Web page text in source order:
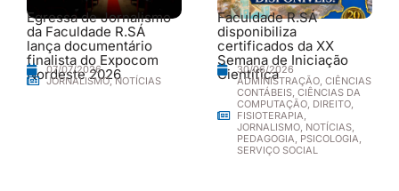
Egressa de Jornalismo
da Faculdade R.SÁ
lança documentário
finalista do Expocom
Nordeste 2026
07/07/2026
JORNALISMO,NOTÍCIAS
Faculdade R.SÁ
disponibiliza
certificados da XX
Semana de Iniciação
Científica
30/06/2026
ADMINISTRAÇÃO CIÊNCIAS
CONTÁBEIS CIÊNCIAS DA
COMPUTAÇÃO DIREITO
FISIOTERAPIA
JORNALISMO NOTÍCIAS
PEDAGOGIA PSICOLOGIA
SERVIÇO SOCIAL